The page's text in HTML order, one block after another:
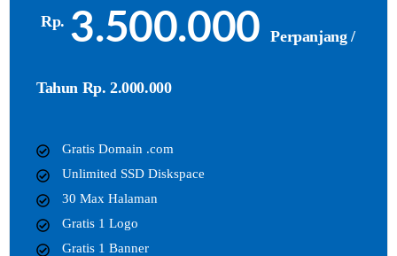
Rp. 3.500.000 Perpanjang /
Tahun Rp. 2.000.000
Gratis Domain .com
Unlimited SSD Diskspace
30 Max Halaman
Gratis 1 Logo
Gratis 1 Banner